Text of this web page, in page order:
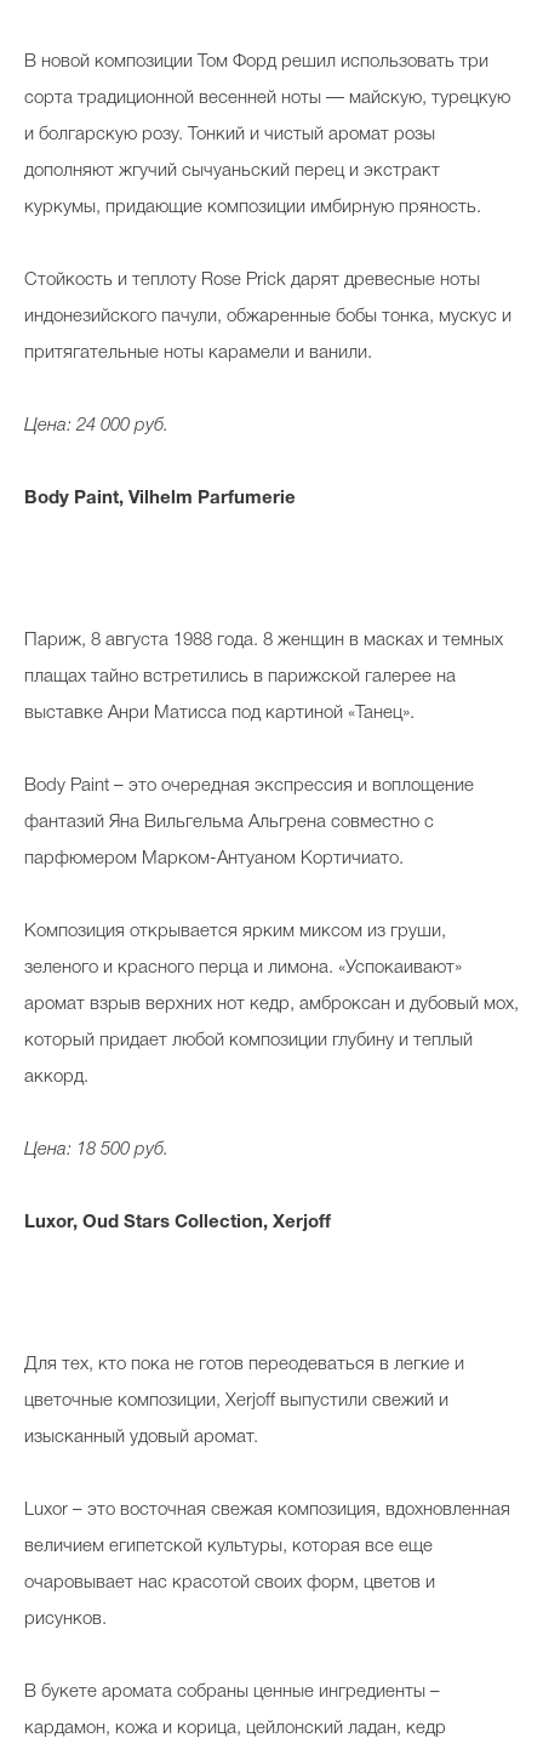
В новой композиции Том Форд решил использовать три
сорта традиционной весенней ноты — майскую, турецкую
и болгарскую розу. Тонкий и чистый аромат розы
дополняют жгучий сычуаньский перец и экстракт
куркумы, придающие композиции имбирную пряность.
Стойкость и теплоту Rose Prick дарят древесные ноты
индонезийского пачули, обжаренные бобы тонка, мускус и
притягательные ноты карамели и ванили.
Цена: 24 000 руб.
Body Paint, Vilhelm Parfumerie
Париж, 8 августа 1988 года. 8 женщин в масках и темных
плащах тайно встретились в парижской галерее на
выставке Анри Матисса под картиной «Танец».
Body Paint – это очередная экспрессия и воплощение
фантазий Яна Вильгельма Альгрена совместно с
парфюмером Марком-Антуаном Кортичиато.
Композиция открывается ярким миксом из груши,
зеленого и красного перца и лимона. «Успокаивают»
аромат взрыв верхних нот кедр, амброксан и дубовый мох,
который придает любой композиции глубину и теплый
аккорд.
Цена: 18 500 руб.
Luxor, Oud Stars Collection, Xerjoff
Для тех, кто пока не готов переодеваться в легкие и
цветочные композиции, Xerjoff выпустили свежий и
изысканный удовый аромат.
Luxor – это восточная свежая композиция, вдохновленная
величием египетской культуры, которая все еще
очаровывает нас красотой своих форм, цветов и
рисунков.
В букете аромата собраны ценные ингредиенты –
кардамон, кожа и корица, цейлонский ладан, кедр